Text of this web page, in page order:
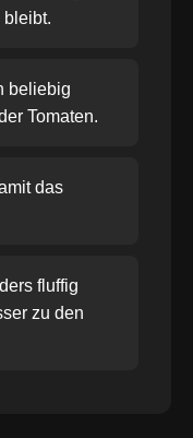
bleibt.
beliebig
Tomaten.
das
fluffig
zu den